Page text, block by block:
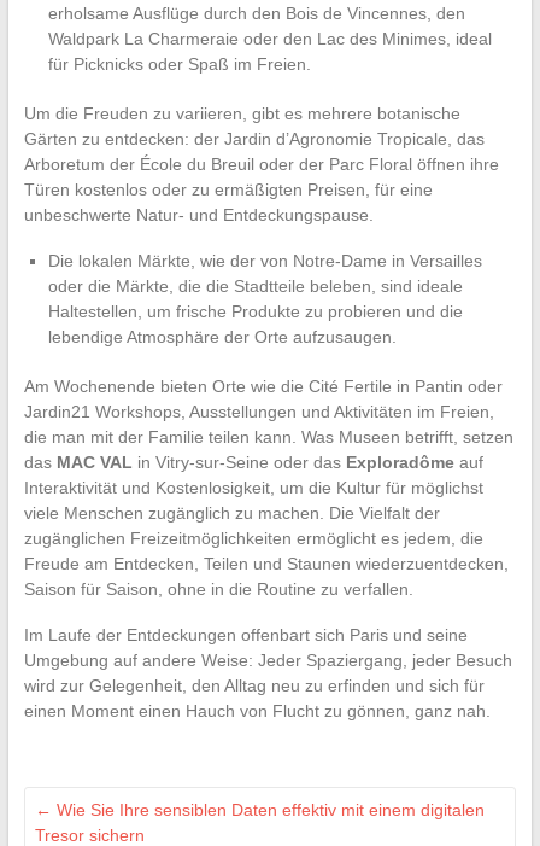
erholsame Ausflüge durch den Bois de Vincennes, den
Waldpark La Charmeraie oder den Lac des Minimes, ideal
für Picknicks oder Spaß im Freien.
Um die Freuden zu variieren, gibt es mehrere botanische
Gärten zu entdecken: der Jardin d’Agronomie Tropicale, das
Arboretum der École du Breuil oder der Parc Floral öffnen ihre
Türen kostenlos oder zu ermäßigten Preisen, für eine
unbeschwerte Natur- und Entdeckungspause.
Die lokalen Märkte, wie der von Notre-Dame in Versailles
oder die Märkte, die die Stadtteile beleben, sind ideale
Haltestellen, um frische Produkte zu probieren und die
lebendige Atmosphäre der Orte aufzusaugen.
Am Wochenende bieten Orte wie die Cité Fertile in Pantin oder
Jardin21 Workshops, Ausstellungen und Aktivitäten im Freien,
die man mit der Familie teilen kann. Was Museen betrifft, setzen
das MAC VAL in Vitry-sur-Seine oder das Exploradômeauf
Interaktivität und Kostenlosigkeit, um die Kultur für möglichst
viele Menschen zugänglich zu machen. Die Vielfalt der
zugänglichen Freizeitmöglichkeiten ermöglicht es jedem, die
Freude am Entdecken, Teilen und Staunen wiederzuentdecken,
Saison für Saison, ohne in die Routine zu verfallen.
Im Laufe der Entdeckungen offenbart sich Paris und seine
Umgebung auf andere Weise: Jeder Spaziergang, jeder Besuch
wird zur Gelegenheit, den Alltag neu zu erfinden und sich für
einen Moment einen Hauch von Flucht zu gönnen, ganz nah.
← Wie Sie Ihre sensiblen Daten effektiv mit einem digitalen
Tresor sichern